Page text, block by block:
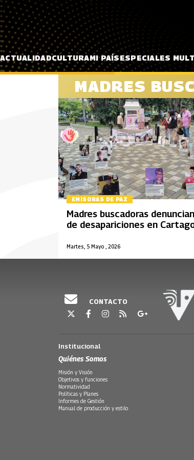
Pasar al contenido principal
ACTUALIDADCULTURAMI PAÍSESPECIALES
MADRES
EMISORAS DE PAZ
Martes, 5 Mayo , 2026
Madres buscadoras
de desapariciones en
CONTACTO
Institucional
Quiénes Somos
Misión y Visión
Objetivos y funciones
Normatividad
Políticas y Planes
Informes de Gestión
Manual de producción y estilo